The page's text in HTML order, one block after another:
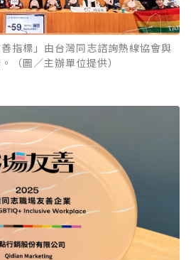
指標」由台灣同志諮詢熱線協會與
（圖／主辦單位提供）